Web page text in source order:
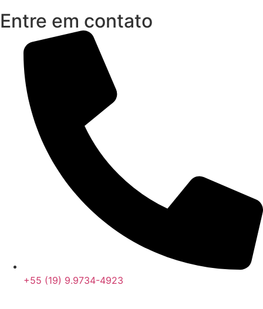
Entre em contato
+55 (19) 9.9734-4923